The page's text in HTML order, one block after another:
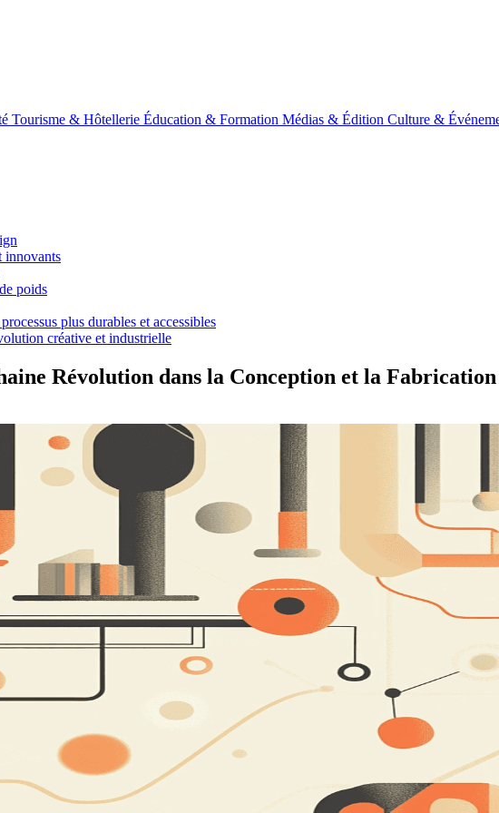
Tourisme & Hôtellerie Éducation & Formation Médias & Édition Culture &
innovants
poids
plus durables et accessibles
créative et industrielle
Révolution dans la Conception et la